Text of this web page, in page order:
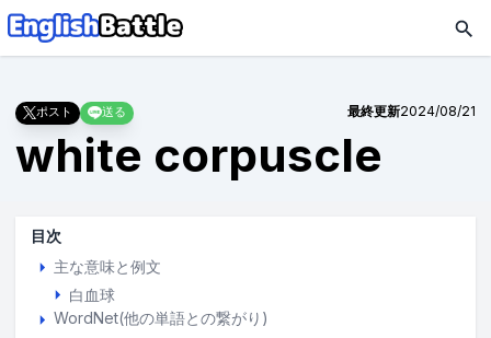
ポスト 送る 最終更新2024/08/21
white corpuscle
目次
主な意味と例文
白血球
WordNet(他の単語との繋がり)